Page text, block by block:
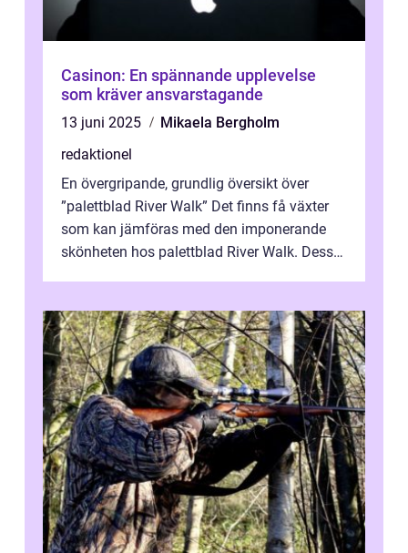
Casinon: En spännande upplevelse
som kräver ansvarstagande
13 juni 2025
Mikaela Bergholm
redaktionel
En övergripande, grundlig översikt över
”palettblad River Walk” Det finns få växter
som kan jämföras med den imponerande
skönheten hos palettblad River Walk. Dess